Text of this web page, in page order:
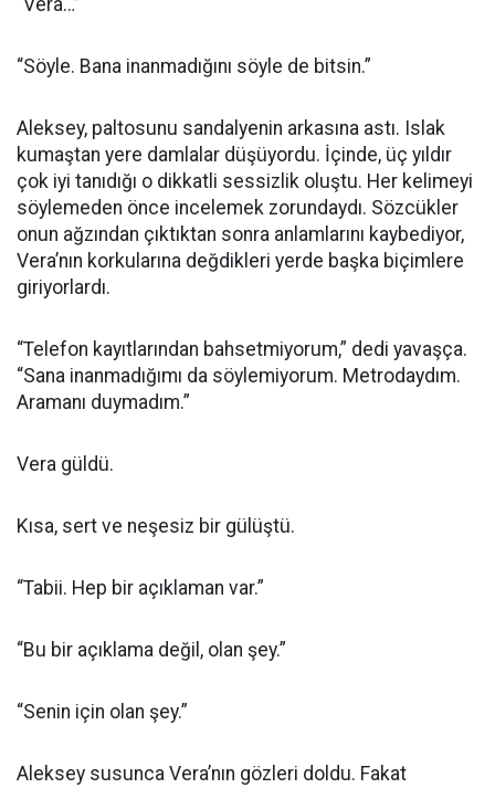
“Vera…”
“Söyle. Bana inanmadığını söyle de bitsin.”
Aleksey, paltosunu sandalyenin arkasına astı. Islak
kumaştan yere damlalar düşüyordu. İçinde, üç yıldır
çok iyi tanıdığı o dikkatli sessizlik oluştu. Her kelimeyi
söylemeden önce incelemek zorundaydı. Sözcükler
onun ağzından çıktıktan sonra anlamlarını kaybediyor,
Vera’nın korkularına değdikleri yerde başka biçimlere
giriyorlardı.
“Telefon kayıtlarından bahsetmiyorum,” dedi yavaşça.
“Sana inanmadığımı da söylemiyorum. Metrodaydım.
Aramanı duymadım.”
Vera güldü.
Kısa, sert ve neşesiz bir gülüştü.
“Tabii. Hep bir açıklaman var.”
“Bu bir açıklama değil, olan şey.”
“Senin için olan şey.”
Aleksey susunca Vera’nın gözleri doldu. Fakat